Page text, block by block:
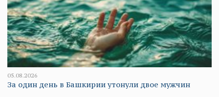
05.08.2026
За один день в Башкирии утонули двое мужчин